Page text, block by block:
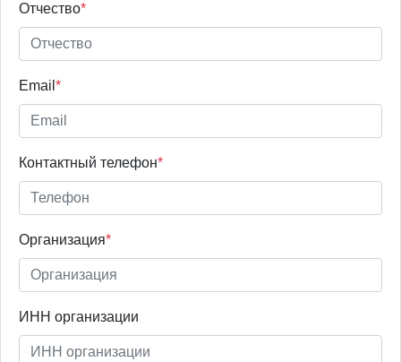
Отчество*
Email *
Контактный телефон*
Организация*
ИНН организации